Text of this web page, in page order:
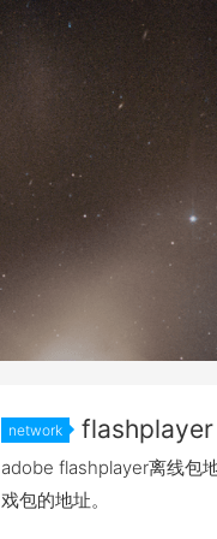
network
adobe flashplayer离线包
戏包的地址。